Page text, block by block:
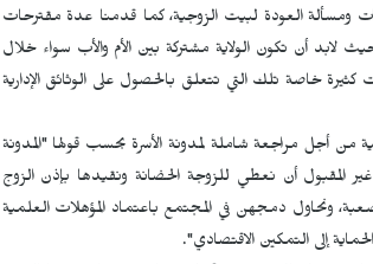
العودة لبيت الزوجية، كما قدمنا عدة مقترحات
لابد أن تكون الولاية مشتركة بين الأم والأب سواء خلال
كثيرة خاصة تلك التي تتعلق بالحصول على الوثائق الإدارية
أجل مراجعة شاملة لمدونة الأسرة بحسب قولها "المدونة
المقبول أن نعطي للزوجة الحضانة ونقيدها بإذن الزوج
ونحاول دمجهن في المجتمع باعتماد المؤهلات العلمية
إلى التمكين الاقتصادي".